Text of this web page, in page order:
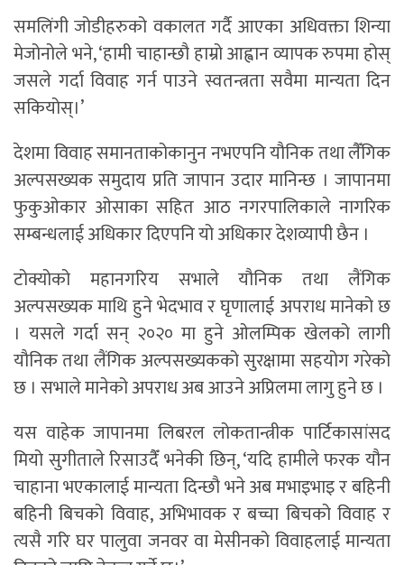
समलिंगी जोडीहरुको वकालत गर्दै आएका अधिवक्ता शिन्या
मेजोनोले भने, ‘हामी चाहान्छौ हाम्रो आह्वान व्यापक रुपमा होस्
जसले गर्दा विवाह गर्न पाउने स्वतन्त्रता सवैमा मान्यता दिन
सकियोस्।’
देशमा विवाह समानताकोकानुन नभएपनि यौनिक तथा लैँगिक
अल्पसख्यक समुदाय प्रति जापान उदार मानिन्छ । जापानमा
फुकुओकार ओसाका सहित आठ नगरपालिकाले नागरिक
सम्बन्धलाई अधिकार दिएपनि यो अधिकार देशव्यापी छैन ।
टोक्योको महानगरिय सभाले यौनिक तथा लैंगिक
अल्पसख्यक माथि हुने भेदभाव र घृणालाई अपराध मानेको छ
। यसले गर्दा सन् २०२० मा हुने ओलम्पिक खेलको लागी
यौनिक तथा लैंगिक अल्पसख्यकको सुरक्षामा सहयोग गरेको
छ । सभाले मानेको अपराध अब आउने अप्रिलमा लागु हुने छ ।
यस वाहेक जापानमा लिबरल लोकतान्त्रीक पार्टिकासांसद
मियो सुगीताले रिसाउदैँ भनेकी छिन्, ‘यदि हामीले फरक यौन
चाहाना भएकालाई मान्यता दिन्छौ भने अब मभाइभाइ र बहिनी
बहिनी बिचको विवाह, अभिभावक र बच्चा बिचको विवाह र
त्यसै गरि घर पालुवा जनवर वा मेसीनको विवाहलाई मान्यता